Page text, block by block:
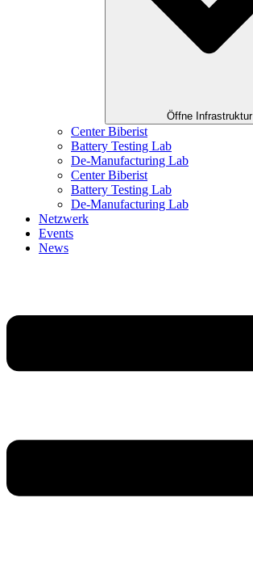
Öffne Infrastruktur
Center Biberist
Battery Testing Lab
De-Manufacturing Lab
Center Biberist
Battery Testing Lab
De-Manufacturing Lab
Netzwerk
Events
News